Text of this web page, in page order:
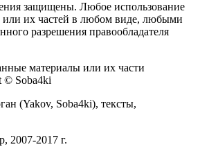
защищены. Любое использование
или их частей в любом виде, любыми
разрешения правообладателя
материалы или их части
© Soba4ki
(Yakov, Soba4ki), тексты,
2007-2017 г.